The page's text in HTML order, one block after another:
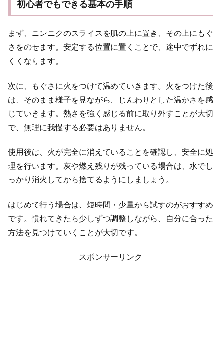
初心者でもできる基本の手順
まず、ニンニクのスライスを肌の上に置き、その上にもぐ
さをのせます。安定する位置に置くことで、途中でずれに
くくなります。
次に、もぐさに火をつけて温めていきます。火をつけた後
は、そのまま様子を見ながら、じんわりとした温かさを感
じていきます。熱さを強く感じる前に取り外すことが大切
で、無理に我慢する必要はありません。
使用後は、火が完全に消えていることを確認し、安全に処
理を行います。灰や燃え残りが残っている場合は、水でし
っかり消火してから捨てるようにしましょう。
はじめて行う場合は、短時間・少量から試すのがおすすめ
です。慣れてきたら少しずつ調整しながら、自分に合った
方法を見つけていくことが大切です。
スポンサーリンク